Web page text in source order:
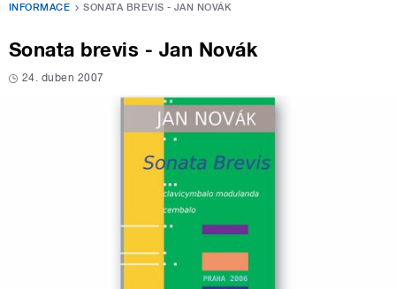
INFORMACE SONATA BREVIS - JAN NOVÁK
Sonata brevis - Jan Novák
24. duben 2007